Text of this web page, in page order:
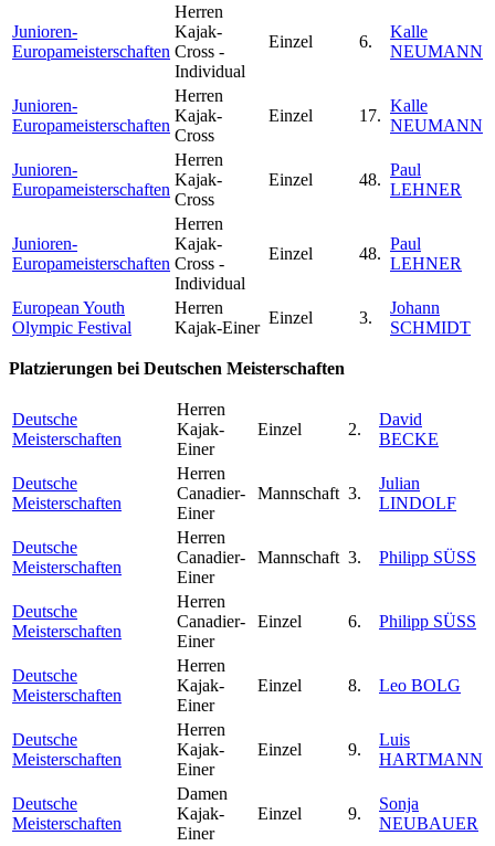
Junioren-
Europameisterschaften
Herren
Kajak-
Cross -
Individual
Einzel 6.
Kalle
NEUMANN
Junioren-
Europameisterschaften
Herren
Kajak-
Cross
Einzel 17.
Kalle
NEUMANN
Junioren-
Europameisterschaften
Herren
Kajak-
Cross
Einzel 48.
Paul
LEHNER
Junioren-
Europameisterschaften
Herren
Kajak-
Cross -
Individual
Einzel 48.
Paul
LEHNER
European Youth
Olympic Festival
Herren
Kajak-Einer
Einzel 3.
Johann
SCHMIDT
Platzierungen bei Deutschen Meisterschaften
Deutsche
Meisterschaften
Herren
Kajak-
Einer
Einzel 2.
David
BECKE
Deutsche
Meisterschaften
Herren
Canadier-
Einer
Mannschaft 3.
Julian
LINDOLF
Deutsche
Meisterschaften
Herren
Canadier-
Einer
Mannschaft 3. Philipp SÜSS
Deutsche
Meisterschaften
Herren
Canadier-
Einer
Einzel 6. Philipp SÜSS
Deutsche
Meisterschaften
Herren
Kajak-
Einer
Einzel 8. Leo BOLG
Deutsche
Meisterschaften
Herren
Kajak-
Einer
Einzel 9.
Luis
HARTMANN
Deutsche
Meisterschaften
Damen
Kajak-
Einer
Einzel 9.
Sonja
NEUBAUER